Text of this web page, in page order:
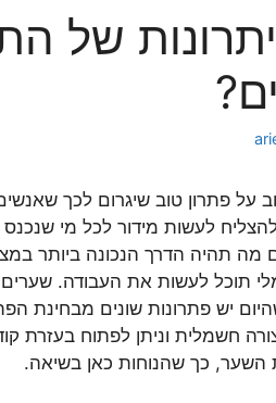
של
פתרון טוב שיגרום לכך
לעשות מידור לכל מי
מה תהיה הדרך הנכונה ביותר
תוכל לעשות את העבודה. שערים
יש פתרונות שונים מבחינת
חשמלית וניתן לפתוח בעזרת
כך שהנוחות כאן בשיאה.